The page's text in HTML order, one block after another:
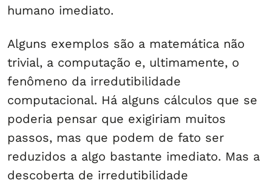
humano imediato.
Alguns exemplos são a matemática não
trivial, a computação e, ultimamente, o
fenômeno da irredutibilidade
computacional. Há alguns cálculos que se
poderia pensar que exigiriam muitos
passos, mas que podem de fato ser
reduzidos a algo bastante imediato. Mas a
descoberta de irredutibilidade